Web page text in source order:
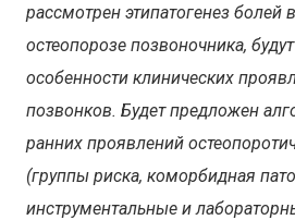
рассмотрен этипатогенез болей
остеопорозе позвоночника,
особенности клинических
позвонков. Будет предложен
ранних проявлений
(группы риска, коморбидная
инструментальные и